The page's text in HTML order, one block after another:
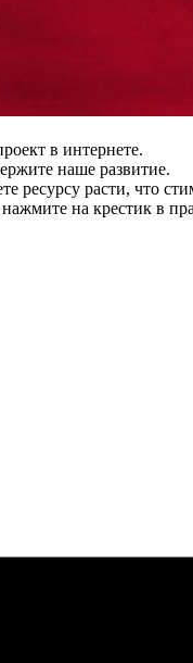
в интернете.
наше развитие.
ресурсу расти, что
на крестик в